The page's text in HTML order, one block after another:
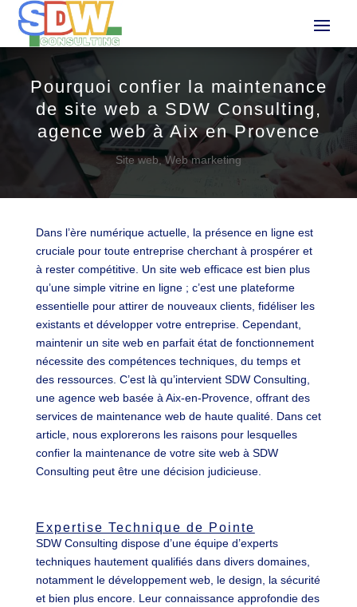
Pourquoi confier la maintenance
de site web a SDW Consulting,
agence web à Aix en Provence
Site web,Web marketing
Dans l’ère numérique actuelle, la présence en ligne est
cruciale pour toute entreprise cherchant à prospérer et
à rester compétitive. Un site web efficace est bien plus
qu’une simple vitrine en ligne ; c’est une plateforme
essentielle pour attirer de nouveaux clients, fidéliser les
existants et développer votre entreprise. Cependant,
maintenir un site web en parfait état de fonctionnement
nécessite des compétences techniques, du temps et
des ressources. C’est là qu’intervient SDW Consulting,
une agence web basée à Aix-en-Provence, offrant des
services de maintenance web de haute qualité. Dans cet
article, nous explorerons les raisons pour lesquelles
confier la maintenance de votre site web à SDW
Consulting peut être une décision judicieuse.
Expertise Technique de Pointe
SDW Consulting dispose d’une équipe d’experts
techniques hautement qualifiés dans divers domaines,
notamment le développement web, le design, la sécurité
et bien plus encore. Leur connaissance approfondie des